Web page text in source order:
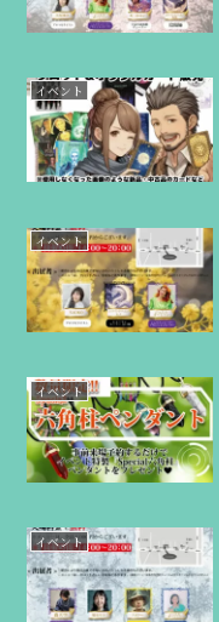
イベント
イベント
イベント
イベント